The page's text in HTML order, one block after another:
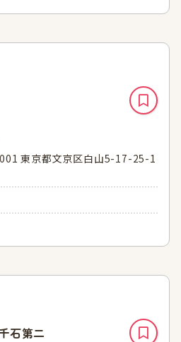
東京都文京区白山5-17-25-1
石第二